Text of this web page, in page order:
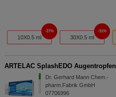
10X0.5 ml
27%
30X0.5 ml
31%
ARTELAC SplashEDO Augentropfen
Dr. Gerhard Mann Chem.-
pharm.Fabrik GmbH
07706996